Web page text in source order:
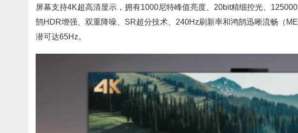
屏幕支持4K超高清显示，拥有1000尼特峰值亮度、20bit精细控光、
鹄HDR增强、双重降噪、SR超分技术、240Hz刷新率和鸿鹄迅晰流畅（
潜可达65Hz。